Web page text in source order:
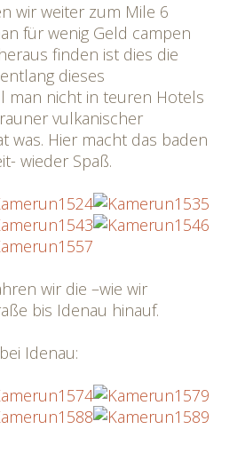
wir weiter zum Mile 6
für wenig Geld campen
finden ist dies die
dieses
man nicht in teuren Hotels
vulkanischer
was. Hier macht das baden
wieder Spaß.
wir die –wie wir
bis Idenau hinauf.
Idenau: